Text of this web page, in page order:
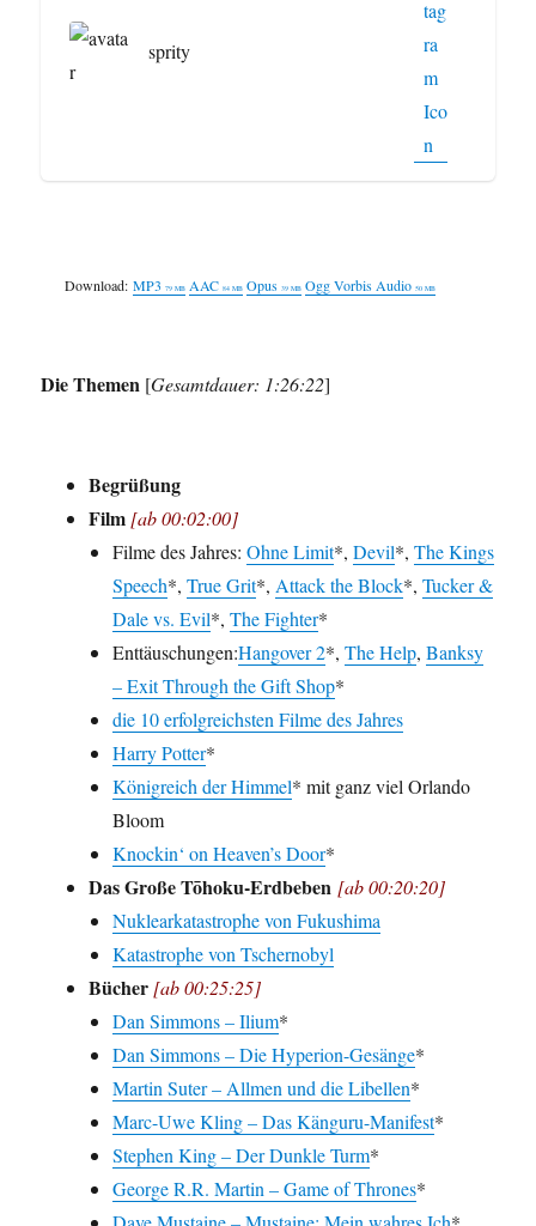
sprity
Download: MP3 79 MB AAC 84 MB Opus 39 MB Ogg Vorbis Audio 50 MB
Die Themen [Gesamtdauer: 1:26:22]
Begrüßung
Film [ab 00:02:00]
Filme des Jahres:Ohne Limit*,Devil*,The Kings
Speech*,True Grit*, Attack the Block*,Tucker &
Dale vs. Evil*,The Fighter*
Enttäuschungen:Hangover 2*,The Help,Banksy
– Exit Through the Gift Shop*
die 10 erfolgreichsten Filme des Jahres
Harry Potter*
Königreich der Himmel* mit ganz viel Orlando
Bloom
Knockin‘ on Heaven’s Door*
Das Große Tōhoku-Erdbeben [ab 00:20:20]
Nuklearkatastrophe von Fukushima
Katastrophe von Tschernobyl
Bücher [ab 00:25:25]
Dan Simmons – Ilium*
Dan Simmons – Die Hyperion-Gesänge*
Martin Suter – Allmen und die Libellen*
Marc-Uwe Kling – Das Känguru-Manifest*
Stephen King – Der Dunkle Turm*
George R.R. Martin – Game of Thrones*